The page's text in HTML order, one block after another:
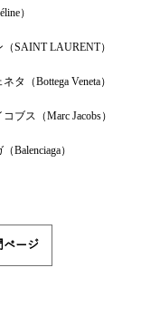
）
SAINT LAURENT）
タ（Bottega Veneta）
ブス（Marc Jacobs）
Balenciaga）
ページ